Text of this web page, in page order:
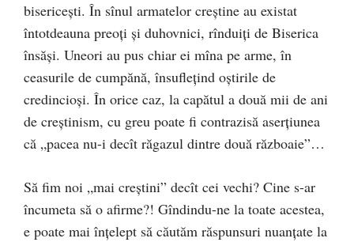
bisericeşti. În sînul armatelor creştine au existat
întotdeauna preoţi şi duhovnici, rînduiţi de Biserica
însăşi. Uneori au pus chiar ei mîna pe arme, în
ceasurile de cumpănă, însufleţind oştirile de
credincioşi. În orice caz, la capătul a două mii de ani
de creştinism, cu greu poate fi contrazisă aserţiunea
că „pacea nu-i decît răgazul dintre două războaie”…
Să fim noi „mai creştini” decît cei vechi? Cine s-ar
încumeta să o afirme?! Gîndindu-ne la toate acestea,
e poate mai înţelept să căutăm răspunsuri nuanţate la